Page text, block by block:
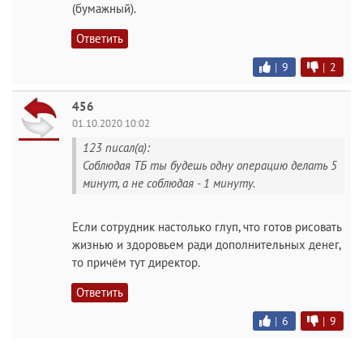
(бумажный).
Ответить
| 9 | 2
456
01.10.2020 10:02
123 писал(а):
Соблюдая ТБ ты будешь одну операцию делать 5
минут, а не соблюдая - 1 минуту.
Если сотрудник настолько глуп, что готов рисовать
жизнью и здоровьем ради дополнительных денег,
то причём тут директор.
Ответить
| 6 | 9